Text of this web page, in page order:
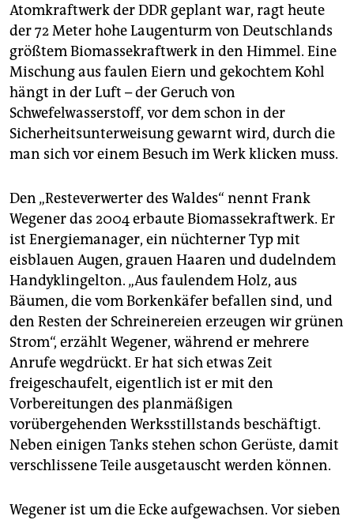
Atomkraftwerk der DDR geplant war, ragt heute
der 72 Meter hohe Laugenturm von Deutschlands
größtem Biomassekraftwerk in den Himmel. Eine
Mischung aus faulen Eiern und gekochtem Kohl
hängt in der Luft – der Geruch von
Schwefelwasserstoff, vor dem schon in der
Sicherheitsunterweisung gewarnt wird, durch die
man sich vor einem Besuch im Werk klicken muss.
Den „Resteverwerter des Waldes“ nennt Frank
Wegener das 2004 erbaute Biomassekraftwerk. Er
ist Energiemanager, ein nüchterner Typ mit
eisblauen Augen, grauen Haaren und dudelndem
Handyklingelton. „Aus faulendem Holz, aus
Bäumen, die vom Borkenkäfer befallen sind, und
den Resten der Schreinereien erzeugen wir grünen
Strom“, erzählt Wegener, während er mehrere
Anrufe wegdrückt. Er hat sich etwas Zeit
freigeschaufelt, eigentlich ist er mit den
Vorbereitungen des planmäßigen
vorübergehenden Werksstillstands beschäftigt.
Neben einigen Tanks stehen schon Gerüste, damit
verschlissene Teile ausgetauscht werden können.
Wegener ist um die Ecke aufgewachsen. Vor sieben